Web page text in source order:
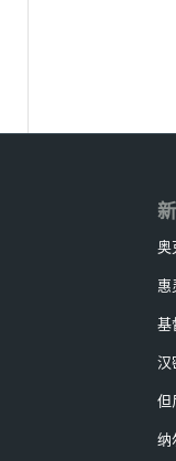
奥
惠
基
汉
但
纳